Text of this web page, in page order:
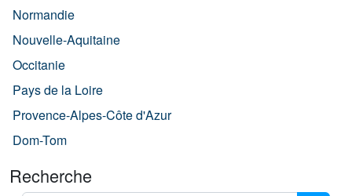
Normandie
Nouvelle-Aquitaine
Occitanie
Pays de la Loire
Provence-Alpes-Côte d'Azur
Dom-Tom
Recherche